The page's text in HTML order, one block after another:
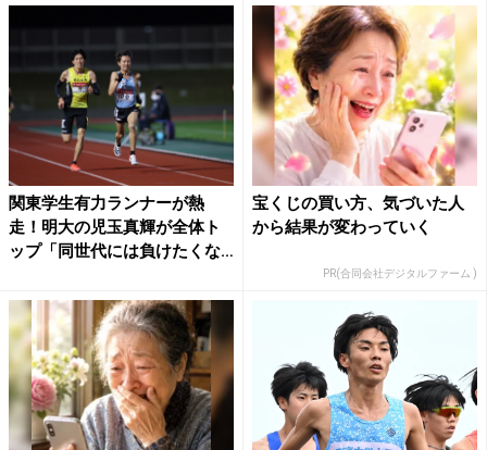
関東学生有力ランナーが熱
走！明大の児玉真輝が全体ト
ップ「同世代には負けたくな
宝くじの買い方、気づいた人
から結果が変わっていく
PR(合同会社デジタルファーム )